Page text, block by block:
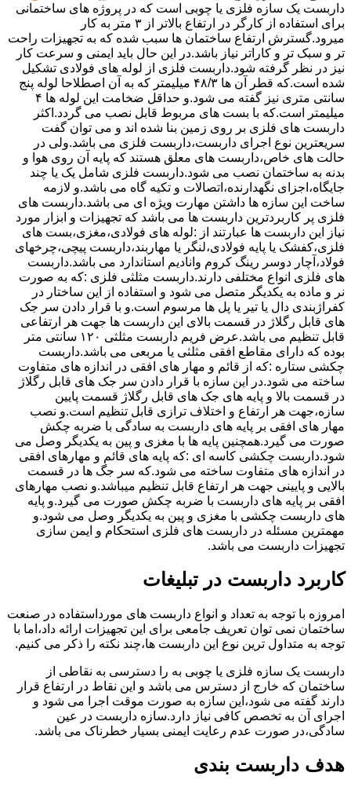
داربست یک سازه فلزی یا چوبی است که در پروژه های ساختمانی
برای استفاده از کارگر در ارتفاع بالاتر از ۳ متر به کار
میرود.گسترش ارتفاع ساختمان ها سبب شده که به تجهیزات راحت
تر و سبک تر و کاراتر نیاز باشد.در این حال باید ایمنی و سرعت کار
نیز در نظر گرفته شود.داربست فلزی از لوله های فولادی تشکیل
شده است.که قطر آن ها ۴۸/۳ میلیمتر که به آن اصطلاحا لوله پنج
سانتی متری نیز گفته می شود.و حداقل ضخامت این لوله ها ۴
میلیمتر است.که با بست های مربوط قابل نصب می گردد.اکثر
داربست های فلزی بر روی زمین بنا شده اند و می توان گفت
سریعترین نوع اجرای داربست،داربست فلزی می باشد.ولی در
حالت های خاص،داربست های معلق هستند که پایه آن روی هوا و
بدنه به ساختمان نصب می شود.داربست فلزی شامل یک یا چند
جایگاه،اجزای نگهدارنده،اتصالات و تکیه گاه می باشد.و لازمه
ساخت این سازه ها داشتن مهارت ویژه ای می باشد.داربست های
فلزی پر کاربردترین داربست ها می باشد که تجهیزات و ابزار مورد
نیاز این داربست ها عبارتند از :لوله های فولادی،مغزی،بست های
فلزی،کفشک یا پایه فولادی،لنگر یا مهاربند،داربست پیچی،چرخهای
فولاد،آچار دوسر رینگ کروم وانادیم استاندارد می باشد.داربست
های فلزی انواع مختلفی دارند.داربست مثلثی فلزی :که به صورت
نر و ماده به یکدیگر متصل می شود و استفاده از این ساختار در
کفراژبندی دال یا تیر یا پل ها مرسوم است.و با قرار دادن سر جک
های قابل رگلاژ در قسمت بالای این داربست ها جهت هر ارتفاعی
قابل تنظیم می باشد.عرض فریم داربست مثلثی ۱۲۰ سانتی متر
بوده که دارای مقاطع افقی مثلثی یا مربعی می باشد.داربست
چکشی ستاره :که از قائم و مهار های افقی در اندازه های متفاوت
ساخته می شود.در این سازه با قرار دادن سر جک های قابل رگلاژ
در قسمت بالا و پایه های جک های قابل رگلاژ قسمت پایین
سازه،جهت هر ارتفاع و اختلاف ترازی قابل تنظیم است.و نصب
مهار های افقی بر پایه های داربست به سادگی با ضربه چکش
صورت می گیرد.همچنین پایه ها با مغزی و پین به یکدیگر وصل می
شود.داربست چکشی کاسه ای :که پایه های قائم و مهارهای افقی
در اندازه های متفاوت ساخته می شود.که سر جگ ها در قسمت
بالایی و پایینی جهت هر ارتفاع قابل تنظیم میباشد.و نصب مهارهای
افقی بر پایه های داربست با ضربه چکش صورت می گیرد.و پایه
های داربست چکشی با مغزی و پین به یکدیگر وصل می شود.و
مهمترین مسئله در داربست های فلزی استحکام و ایمن سازی
تجهیزات داربست می باشد.
کاربرد داربست در تبلیغات
امروزه با توجه به تعداد و انواع داربست های مورداستفاده در صنعت
ساختمان نمی توان تعریف جامعی برای این تجهیزات ارائه داد،اما با
توجه به متداول ترین نوع این داربست ها،چند نکته را ذکر می کنیم.
داربست یک سازه فلزی یا چوبی به را دسترسی به نقاطی از
ساختمان که خارج از دسترس می باشد و این نقاط در ارتفاع قرار
دارند گفته می شود،این سازه به صورت موقت اجرا می شود و
اجرای آن به تخصص کافی نیاز دارد.سازه داربست در عین
سادگی،در صورت عدم رعایت ایمنی بسیار خطرناک می باشد.
هدف داربست بندی